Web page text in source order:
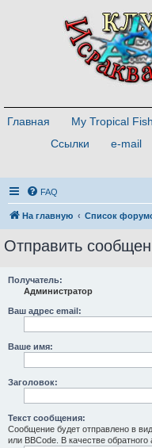
Главная My Tropical Fish
Ссылки
e-mail
FAQ
На главную Список
Отправить
Получатель:
Администратор
Ваш адрес email:
Ваше имя:
Заголовок:
Текст сообщения:
Сообщение будет отправлено в
или BBCode. В качестве